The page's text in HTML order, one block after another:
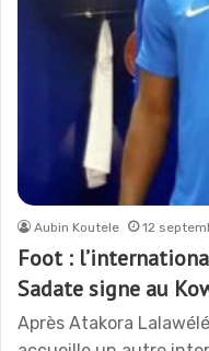
Aubin Koutele 12
Foot :
Sadate signe au
Après Atakora